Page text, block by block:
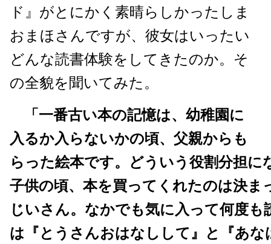
ド』がとにかく素晴らしかったしま
おまほさんですが、彼女はいったい
どんな読書体験をしてきたのか。そ
の全貌を聞いてみた。
「一番古い本の記憶は、幼稚園に
入るか入らないかの頃、父親からも
らった絵本です。どういう役割分担に
子供の頃、本を買ってくれたのは決ま
じいさん。なかでも気に入って何度も
は『とうさんおはなしして』と『あ